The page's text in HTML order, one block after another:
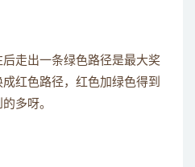
走出一条绿色路径是最大奖
红色路径，红色加绿色得到
多呀。